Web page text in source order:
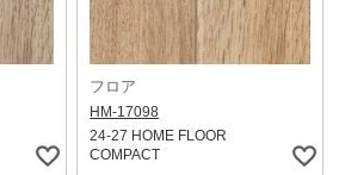
フロア
HM-17098
24-27 HOME FLOOR
COMPACT